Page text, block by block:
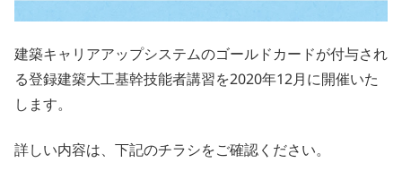
建築キャリアアップシステムのゴールドカードが付与され
る登録建築大工基幹技能者講習を2020年12月に開催いた
します。
詳しい内容は、下記のチラシをご確認ください。